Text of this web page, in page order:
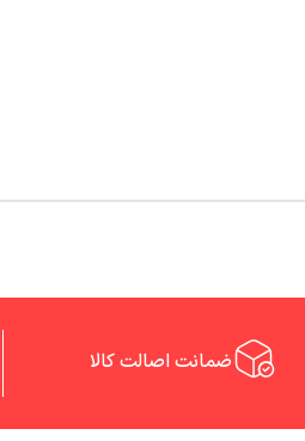
ضمانت اصالت کالا